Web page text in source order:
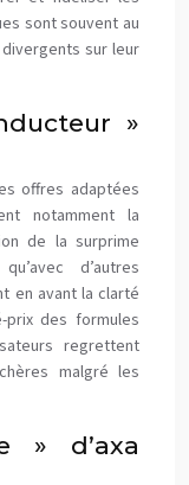
sont souvent au
sur leur
»
offres adaptées
notamment la
de la surprime
d’autres
en avant la clarté
des formules
regrettent
malgré les
» d’axa